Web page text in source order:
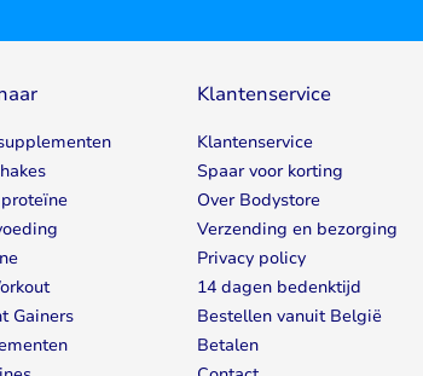
Gainers
Klantenservice
Klantenservice
Spaar voor korting
Over Bodystore
Verzending en bezorging
Privacy policy
14 dagen bedenktijd
Bestellen vanuit België
Betalen